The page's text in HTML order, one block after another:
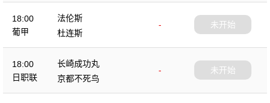
18:00
葡甲
法伦斯
-
杜连斯
未开始
18:00
日职联
长崎成功丸
-
京都不死鸟
未开始